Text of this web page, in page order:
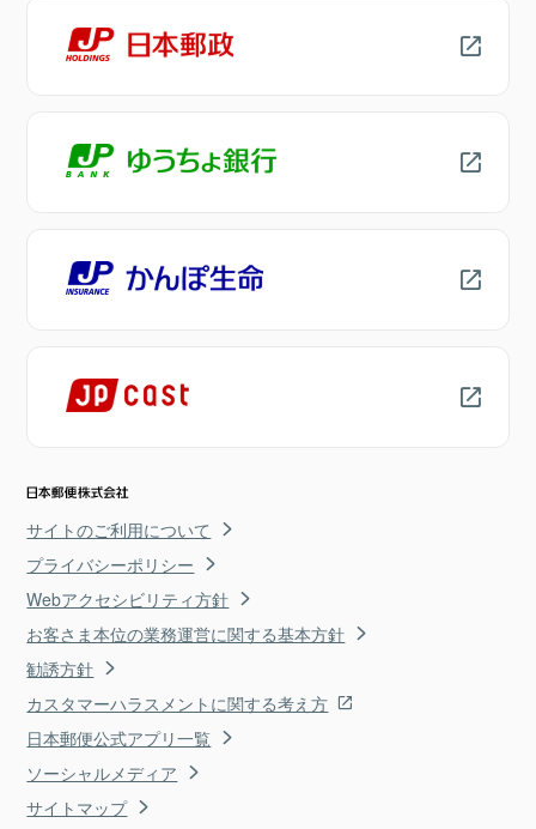
サイトのご利用について
プライバシーポリシー
Webアクセシビリティ方針
お客さま本位の業務運営に関する基本方針
勧誘方針
カスタマーハラスメントに関する考え方
日本郵便公式アプリ一覧
ソーシャルメディア
サイトマップ